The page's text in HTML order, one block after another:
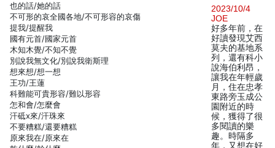
也的話/她的話
不可形的哀全國各地/不可形容的哀傷
提我/提醒我
國有元首/國家元首
木知木覺/不知不覺
別說我無文化/別說我衛斯理
想來想/想一想
王功/王蓮
科難能可貴形容/難以形容
怎和會/怎麼會
汗砥x來/汗珠來
不要糟糕/還要糟糕
原來我在/原來在
2023/10/4
JOE
好多年前，在
好讀發現艾西
莫夫的基地系
列，還有科小
說海伯利昂，
讓我在年輕歲
月，住在忠孝
東路旁玉成公
園附近的時
候，獲得了很
多閱讀的樂
趣。時隔多
年，又想在好